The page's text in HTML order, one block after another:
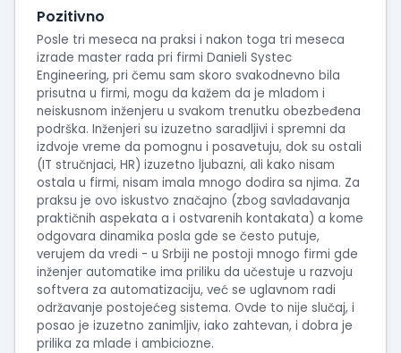
Pozitivno
Posle tri meseca na praksi i nakon toga tri meseca
izrade master rada pri firmi Danieli Systec
Engineering, pri čemu sam skoro svakodnevno bila
prisutna u firmi, mogu da kažem da je mladom i
neiskusnom inženjeru u svakom trenutku obezbeđena
podrška. Inženjeri su izuzetno saradljivi i spremni da
izdvoje vreme da pomognu i posavetuju, dok su ostali
(IT stručnjaci, HR) izuzetno ljubazni, ali kako nisam
ostala u firmi, nisam imala mnogo dodira sa njima. Za
praksu je ovo iskustvo značajno (zbog savladavanja
praktičnih aspekata a i ostvarenih kontakata) a kome
odgovara dinamika posla gde se često putuje,
verujem da vredi - u Srbiji ne postoji mnogo firmi gde
inženjer automatike ima priliku da učestuje u razvoju
softvera za automatizaciju, već se uglavnom radi
održavanje postojećeg sistema. Ovde to nije slučaj, i
posao je izuzetno zanimljiv, iako zahtevan, i dobra je
prilika za mlade i ambiciozne.